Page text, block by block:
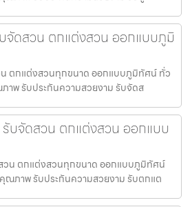
ดสวน ตกแต่งสวน ออกแบบภูมิ
ตกแต่งสวนทุกขนาด ออกแบบภูมิทัศน์ ทั่ว
าพ รับประกันความสวยงาม รับจัดส
บจัดสวน ตกแต่งสวน ออกแบบ
วน ตกแต่งสวนทุกขนาด ออกแบบภูมิทัศน์
คุณภาพ รับประกันความสวยงาม รับตกแต